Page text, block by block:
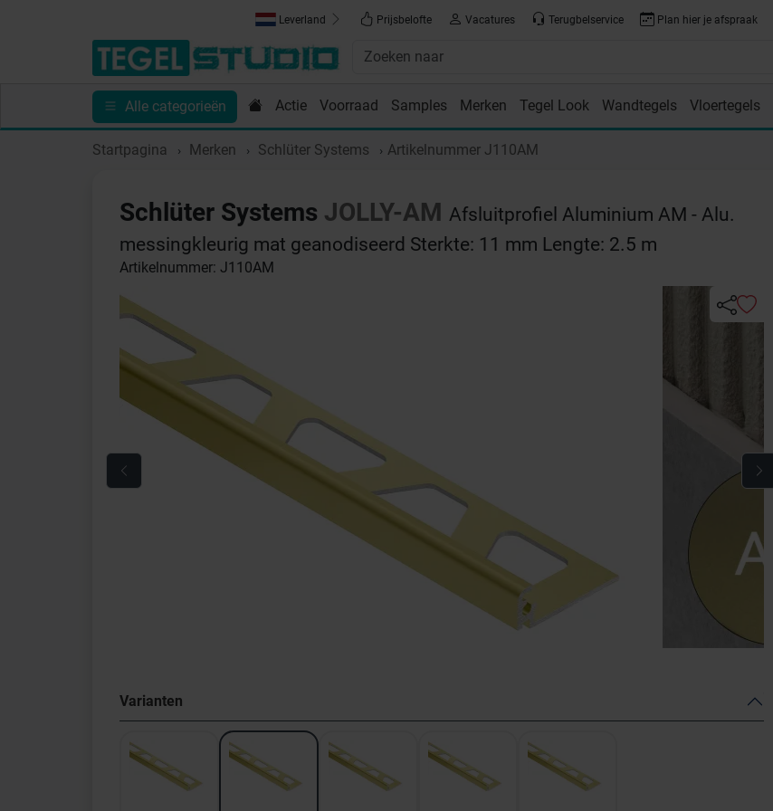
Leverland Prijsbelofte Vacatures Terugbelservice Plan hier je afspraak
Alle categorieën Actie Voorraad Samples Merken Tegel Look Wandtegels Vloertegels
Toebehoren Sanitair Tips en Inspiratie Showroom
Startpagina Merken Schlüter Systems Artikelnummer J110AM
Schlüter Systems JOLLY-AM Afsluitprofiel Aluminium AM - Alu.
messingkleurig mat geanodiseerd Sterkte: 11 mm Lengte: 2.5 m
Artikelnummer: J110AM
Varianten